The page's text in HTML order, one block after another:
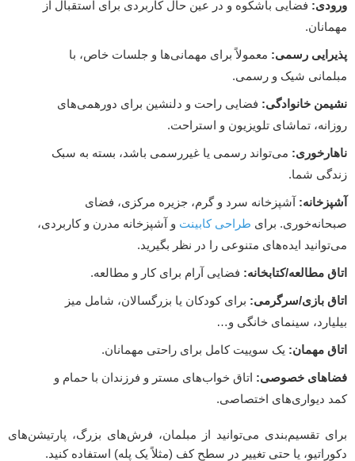
ورودی: فضایی باشکوه و در عین حال کاربردی برای استقبال از
مهمانان.
پذیرایی رسمی: معمولاً برای مهمانی‌ها و جلسات خاص، با
مبلمانی شیک و رسمی.
نشیمن خانوادگی: فضایی راحت و دلنشین برای دورهمی‌های
روزانه، تماشای تلویزیون و استراحت.
ناهارخوری: می‌تواند رسمی یا غیررسمی باشد، بسته به سبک
زندگی شما.
آشپزخانه: آشپزخانه سرد و گرم، جزیره مرکزی، فضای
صبحانه‌خوری. برای طراحی کابینت و آشپزخانه مدرن و کاربردی،
می‌توانید ایده‌های متنوعی را در نظر بگیرید.
اتاق مطالعه/کتابخانه: فضایی آرام برای کار و مطالعه.
اتاق بازی/سرگرمی: برای کودکان یا بزرگسالان، شامل میز
بیلیارد، سینمای خانگی و…
اتاق مهمان: یک سوییت کامل برای راحتی مهمانان.
فضاهای خصوصی: اتاق خواب‌های مستر و فرزندان با حمام و
کمد دیواری‌های اختصاصی.
برای تقسیم‌بندی می‌توانید از مبلمان، فرش‌های بزرگ، پارتیشن‌های
دکوراتیو، یا حتی تغییر در سطح کف (مثلاً یک پله) استفاده کنید.